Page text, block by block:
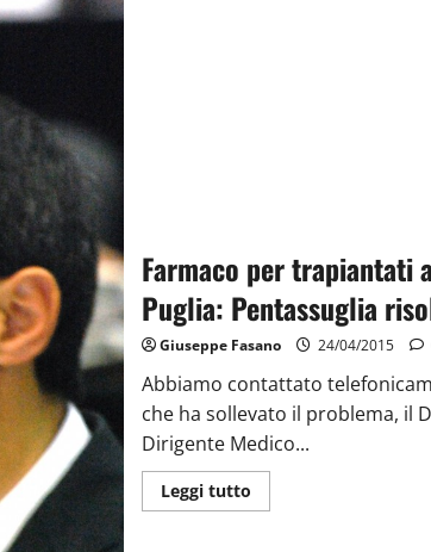
Farmaco per trapiantati
Puglia: Pentassuglia
Giuseppe Fasano 24/04/2015
Abbiamo contattato
che ha sollevato il problema, il
Dirigente Medico...
Leggi tutto